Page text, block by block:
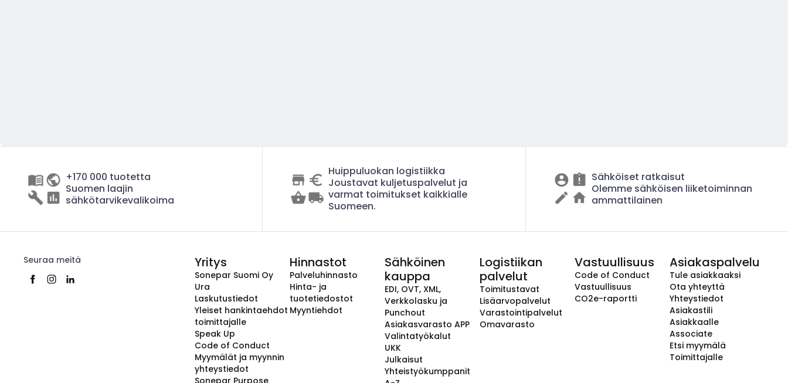
+170 000 tuotetta
Suomen laajin
sähkötarvikevalikoima
Huippuluokan logistiikka
Joustavat kuljetuspalvelut ja
varmat toimitukset kaikkialle
Suomeen.
Sähköiset ratkaisut
Olemme sähköisen liiketoiminnan
ammattilainen
Seuraa meitä Yritys
Sonepar Suomi Oy
Ura
Laskutustiedot
Yleiset hankintaehdot
toimittajalle
Speak Up
Code of Conduct
Myymälät ja myynnin
yhteystiedot
Sonepar Purpose
Hinnastot
Palveluhinnasto
Hinta- ja
tuotetiedostot
Myyntiehdot
Sähköinen
kauppa
EDI, OVT, XML,
Verkkolasku ja
Punchout
Asiakasvarasto APP
Valintatyökalut
UKK
Julkaisut
Yhteistyökumppanit
Logistiikan
palvelut
Toimitustavat
Lisäarvopalvelut
Varastointipalvelut
Omavarasto
Vastuullisuus
Code of Conduct
Vastuullisuus
CO2e-raportti
Asiakaspalvelu
Tule asiakkaaksi
Ota yhteyttä
Yhteystiedot
Asiakastili
Asiakkaalle
Associate
Etsi myymälä
Toimittajalle